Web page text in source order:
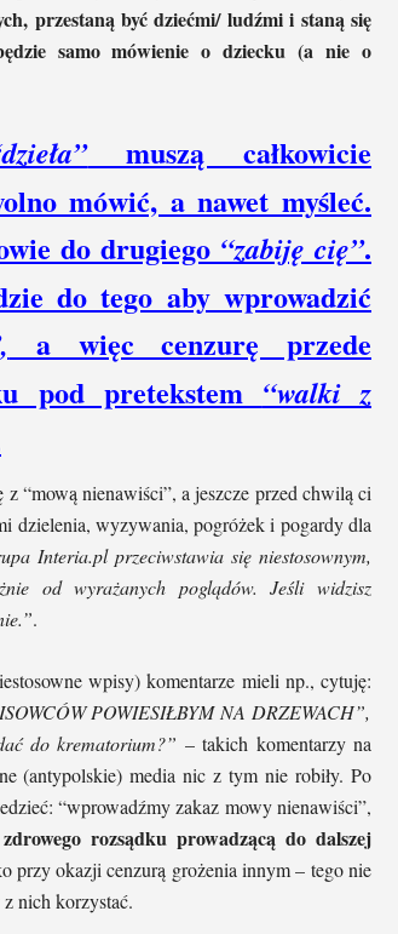
przestaną być dziećmi/ ludźmi i staną się
samo mówienie o dziecku (a nie o
muszą całkowicie
mówić, a nawet myśleć.
do drugiego “zabiję cię”.
do tego aby wprowadzić
a więc cenzurę przede
pod pretekstem “walki z
“mową nienawiści”, a jeszcze przed chwilą ci
dzielenia, wyzywania, pogróżek i pogardy dla
Interia.pl przeciwstawia się niestosownym,
od wyrażanych poglądów. Jeśli widzisz
.
wpisy) komentarze mieli np., cytuję:
POWIESIŁBYM NA DRZEWACH”,
do krematorium?” – takich komentarzy na
(antypolskie) media nic z tym nie robiły. Po
“wprowadźmy zakaz mowy nienawiści”,
rozsądku prowadzącą do dalszej
przy okazji cenzurą grożenia innym – tego nie
nich korzystać.